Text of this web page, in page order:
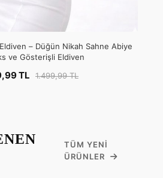
– Düğün Nikah Sahne Abiye
ve Gösterişli Eldiven
TL 1.499,99 TL
TÜM YENI
ÜRÜNLER